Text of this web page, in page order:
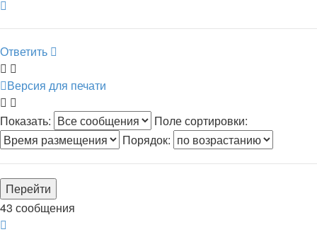
Ответить
Версия для печати
Показать:
Поле сортировки:
Порядок:
43 сообщения